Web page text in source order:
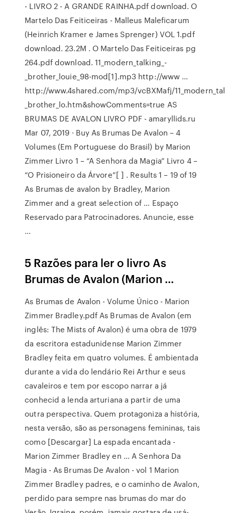
- LIVRO 2 - A GRANDE RAINHA.pdf download. O
Martelo Das Feiticeiras - Malleus Maleficarum
(Heinrich Kramer e James Sprenger) VOL 1.pdf
download. 23.2M . O Martelo Das Feiticeiras pg
264.pdf download. 11_modern_talking_-
_brother_louie_98-mod[1].mp3 http://www ...
http://www.4shared.com/mp3/vcBXMafj/
_brother_lo.htm&showComments=true AS
BRUMAS DE AVALON LIVRO PDF - amaryllids.ru
Mar 07, 2019 · Buy As Brumas De Avalon – 4
Volumes (Em Portuguese do Brasil) by Marion
Zimmer Livro 1 – “A Senhora da Magia” Livro 4 –
“O Prisioneiro da Árvore”[ ] . Results 1 – 19 of 19
As Brumas de avalon by Bradley, Marion
Zimmer and a great selection of … Espaço
Reservado para Patrocinadores. Anuncie, esse
...
5 Razões para ler o livro As
Brumas de Avalon (Marion ...
As Brumas de Avalon - Volume Único - Marion
Zimmer Bradley.pdf As Brumas de Avalon (em
inglês: The Mists of Avalon) é uma obra de 1979
da escritora estadunidense Marion Zimmer
Bradley feita em quatro volumes. É ambientada
durante a vida do lendário Rei Arthur e seus
cavaleiros e tem por escopo narrar a já
conhecid a lenda arturiana a partir de uma
outra perspectiva. Quem protagoniza a história,
nesta versão, são as personagens femininas, tais
como [Descargar] La espada encantada -
Marion Zimmer Bradley en ... A Senhora Da
Magia - As Brumas De Avalon - vol 1 Marion
Zimmer Bradley padres, e o caminho de Avalon,
perdido para sempre nas brumas do mar do